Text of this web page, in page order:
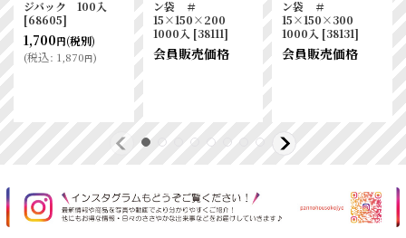
ン袋 ＃
15×150×200
1000入 [38111
会員販売価格
ン袋 ＃
15×150×300
1000入[38131
会員販売価格
ン袋 ＃
15×150×250
1000入[38121
会員販売価格